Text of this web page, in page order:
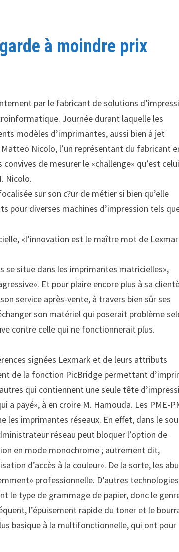
à moindre prix
par le fabricant de solutions
Journée durant laquelle les
modèles d’imprimantes, aussi bien à jet
Nicolo, l’un représentant du fabricant
de mesurer le «challenge» qu’est
Nicolo.
sur son c?ur de métier si bien qu’elle
pour diverses machines d’impression tels
«l’innovation est le maître mot de
se situe dans les imprimantes matricielles»,
Et pour plaire encore plus à sa
service après-vente, à travers bien sûr ses
son matériel qui poserait problème
contre celle qui ne fonctionnerait plus.
signées Lexmark et de leurs attributs
de la fonction PicBridge permettant
qui contiennent une seule tête
payé», à en croire M. Hamouda. Les PME-
les imprimantes réseaux. En effet, dans le
réseau peut bloquer l’option de
en mode monochrome ; autrement dit,
d’accès à la couleur». De la sorte, les
professionnelle. D’autres technologies
le type de grammage de papier, donc le
l’épuisement rapide du toner et le
basique à la multifonctionnelle, qui ont pour